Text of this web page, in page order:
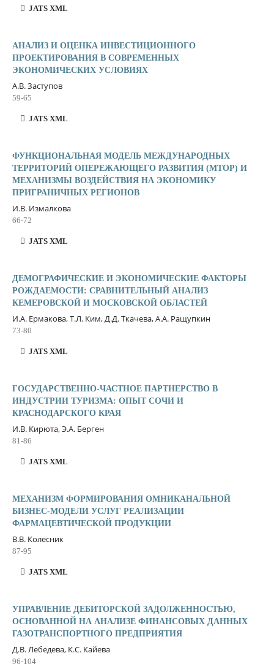
JATS XML
АНАЛИЗ И ОЦЕНКА ИНВЕСТИЦИОННОГО
ПРОЕКТИРОВАНИЯ В СОВРЕМЕННЫХ
ЭКОНОМИЧЕСКИХ УСЛОВИЯХ
А.В. Заступов
59-65
JATS XML
ФУНКЦИОНАЛЬНАЯ МОДЕЛЬ МЕЖДУНАРОДНЫХ
ТЕРРИТОРИЙ ОПЕРЕЖАЮЩЕГО РАЗВИТИЯ (МТОР) И
МЕХАНИЗМЫ ВОЗДЕЙСТВИЯ НА ЭКОНОМИКУ
ПРИГРАНИЧНЫХ РЕГИОНОВ
И.В. Измалкова
66-72
JATS XML
ДЕМОГРАФИЧЕСКИЕ И ЭКОНОМИЧЕСКИЕ ФАКТОРЫ
РОЖДАЕМОСТИ: СРАВНИТЕЛЬНЫЙ АНАЛИЗ
КЕМЕРОВСКОЙ И МОСКОВСКОЙ ОБЛАСТЕЙ
И.А. Ермакова, Т.Л. Ким, Д.Д. Ткачева, А.А. Ращупкин
73-80
JATS XML
ГОСУДАРСТВЕННО-ЧАСТНОЕ ПАРТНЕРСТВО В
ИНДУСТРИИ ТУРИЗМА: ОПЫТ СОЧИ И
КРАСНОДАРСКОГО КРАЯ
И.В. Кирюта, Э.А. Берген
81-86
JATS XML
МЕХАНИЗМ ФОРМИРОВАНИЯ ОМНИКАНАЛЬНОЙ
БИЗНЕС-МОДЕЛИ УСЛУГ РЕАЛИЗАЦИИ
ФАРМАЦЕВТИЧЕСКОЙ ПРОДУКЦИИ
В.В. Колесник
87-95
JATS XML
УПРАВЛЕНИЕ ДЕБИТОРСКОЙ ЗАДОЛЖЕННОСТЬЮ,
ОСНОВАННОЙ НА АНАЛИЗЕ ФИНАНСОВЫХ ДАННЫХ
ГАЗОТРАНСПОРТНОГО ПРЕДПРИЯТИЯ
Д.В. Лебедева, К.С. Кайева
96-104